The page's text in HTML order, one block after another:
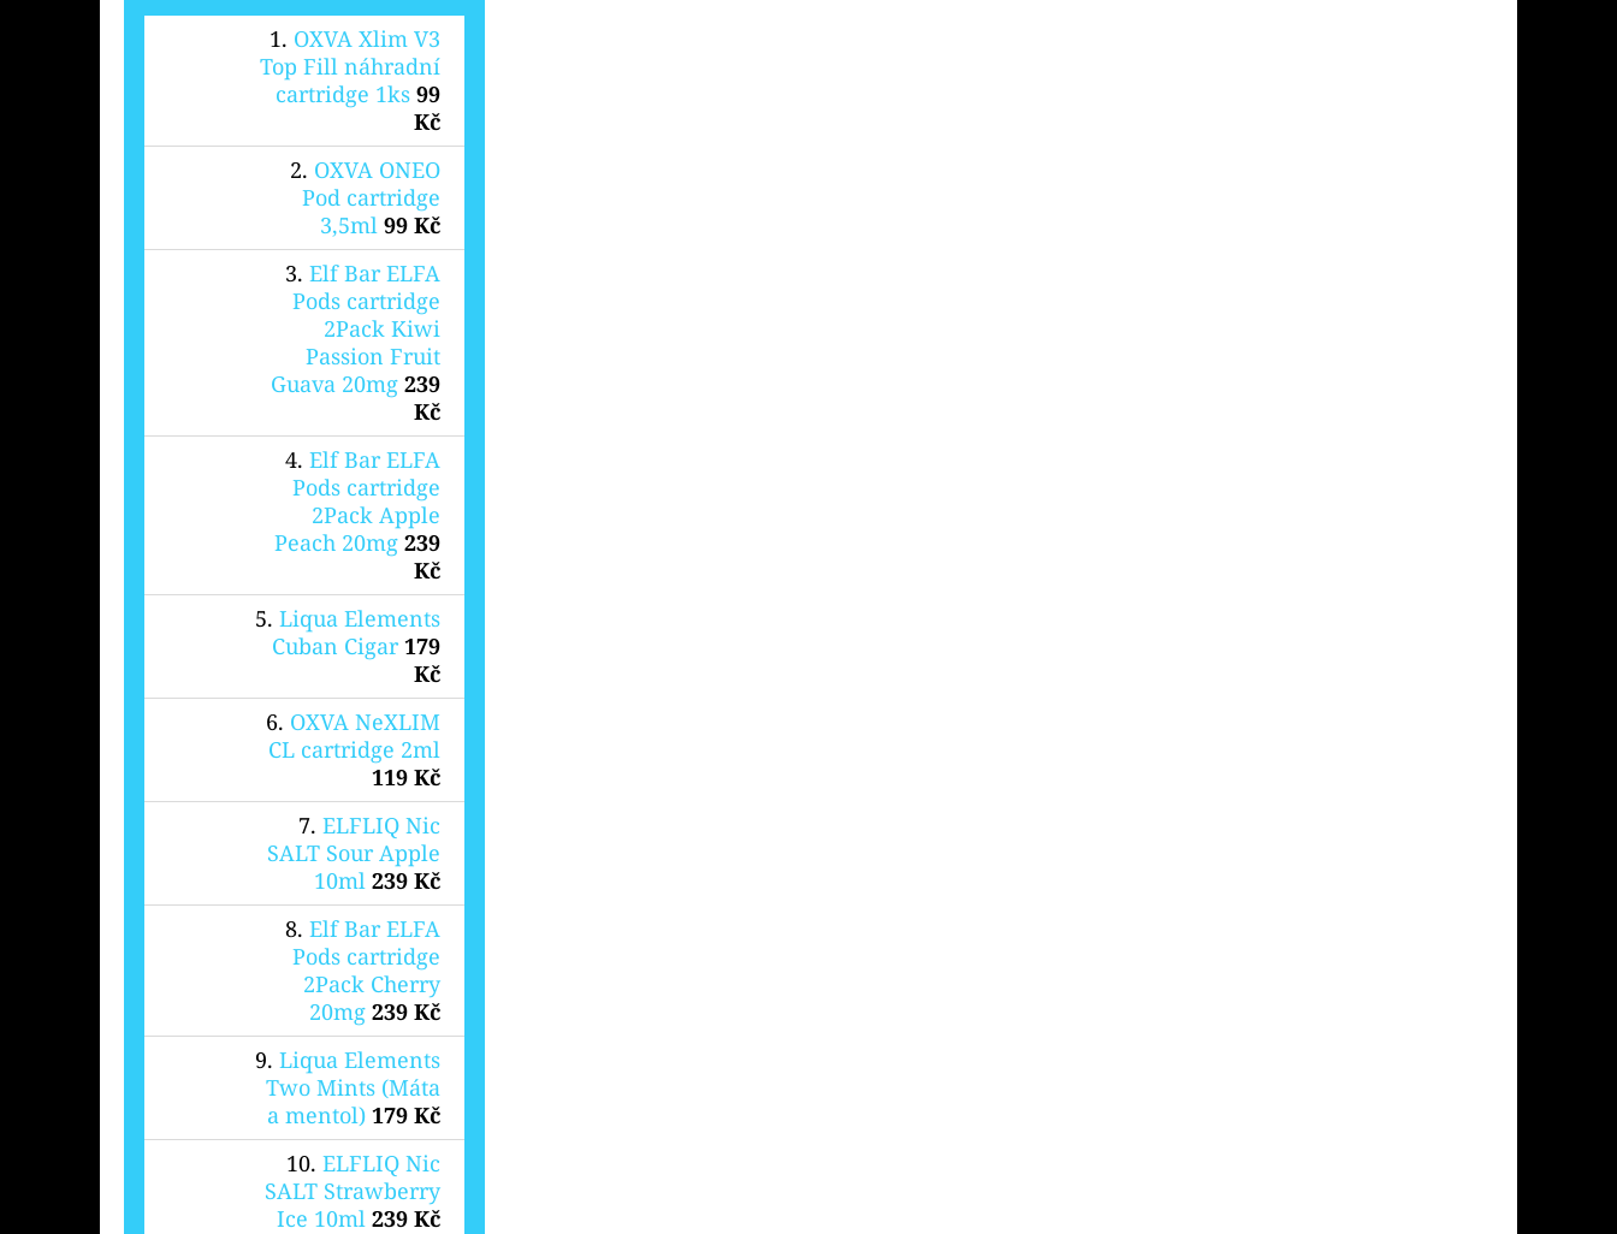
OXVA Xlim V3
Top Fill náhradní
cartridge 1ks 99
Kč
OXVA ONEO
Pod cartridge
3,5ml 99 Kč
Elf Bar ELFA
Pods cartridge
2Pack Kiwi
Passion Fruit
Guava 20mg 239
Kč
Elf Bar ELFA
Pods cartridge
2Pack Apple
Peach 20mg 239
Kč
Liqua Elements
Cuban Cigar 179
Kč
OXVA NeXLIM
CL cartridge 2ml
119 Kč
ELFLIQ Nic
SALT Sour Apple
10ml 239 Kč
Elf Bar ELFA
Pods cartridge
2Pack Cherry
20mg 239 Kč
Liqua Elements
Two Mints (Máta
a mentol) 179 Kč
ELFLIQ Nic
SALT Strawberry
Ice 10ml 239 Kč